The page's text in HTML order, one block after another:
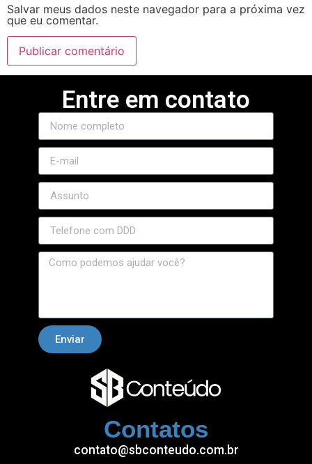
Salvar meus dados neste navegador para a próxima vez
que eu comentar.
Contatos
contato@sbconteudo.com.br
Entre em contato
Enviar